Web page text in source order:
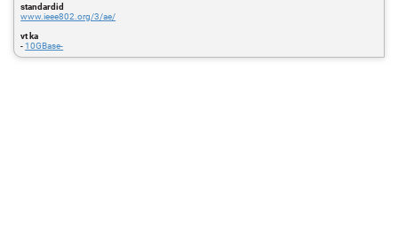
standardid
www.ieee802.org/3/ae/
vt ka
-10GBase-